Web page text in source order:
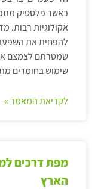
כאשר פלסטיק
אקולוגיות רבות.
להפחית את
שמטרתם לצמצם
שימוש בחומרים
לקריאת המאמר »
מפת דרכים
הארץ